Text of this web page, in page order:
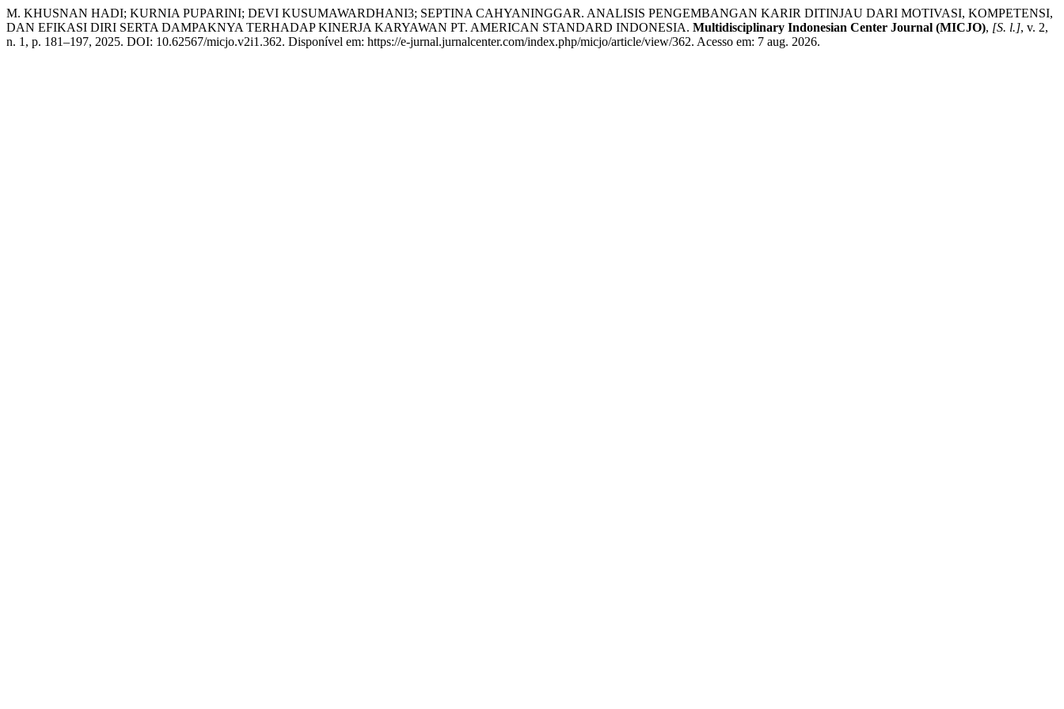
M. KHUSNAN HADI; KURNIA PUPARINI; DEVI KUSUMAWARDHANI3; SEPTINA CAHYANINGGAR. ANALISIS PENGEMBANGAN KARIR DITINJAU DARI MOTIVASI, KOMPETENSI,
DAN EFIKASI DIRI SERTA DAMPAKNYA TERHADAP KINERJA KARYAWAN PT. AMERICAN STANDARD INDONESIA. Multidisciplinary Indonesian Center Journal (MICJO), [S. l.], v. 2,
n. 1, p. 181–197, 2025. DOI: 10.62567/micjo.v2i1.362. Disponível em: https://e-jurnal.jurnalcenter.com/index.php/micjo/article/view/362. Acesso em: 7 aug. 2026.